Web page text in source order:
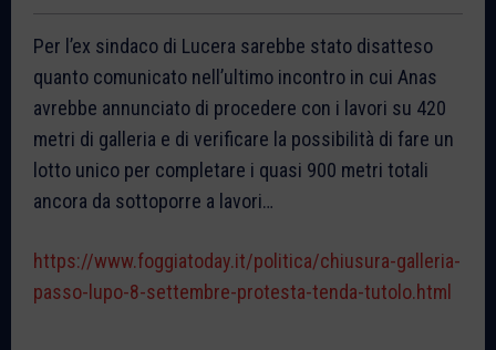
Per l’ex sindaco di Lucera sarebbe stato disatteso
quanto comunicato nell’ultimo incontro in cui Anas
avrebbe annunciato di procedere con i lavori su 420
metri di galleria e di verificare la possibilità di fare un
lotto unico per completare i quasi 900 metri totali
ancora da sottoporre a lavori…
https://www.foggiatoday.it/politica/chiusura-galleria-
passo-lupo-8-settembre-protesta-tenda-tutolo.html